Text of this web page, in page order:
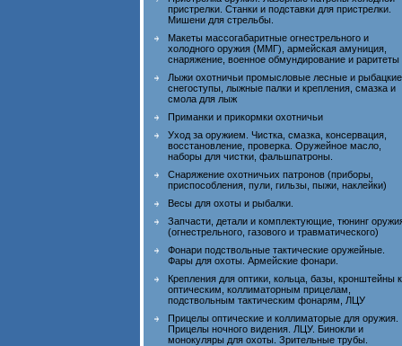
пристрелки. Станки и подставки для пристрелки.
Мишени для стрельбы.
Макеты массогабаритные огнестрельного и
холодного оружия (ММГ), армейская амуниция,
снаряжение, военное обмундирование и раритеты
Лыжи охотничьи промысловые лесные и
снегоступы, лыжные палки и крепления, смазка и
смола для лыж
Приманки и прикормки охотничьи
Уход за оружием. Чистка, смазка, консервация,
восстановление, проверка. Оружейное масло,
наборы для чистки, фальшпатроны.
Снаряжение охотничьих патронов (приборы,
приспособления, пули, гильзы, пыжи, наклейки)
Весы для охоты и рыбалки.
Запчасти, детали и комплектующие, тюнинг
(огнестрельного, газового и травматического)
Фонари подствольные тактические оружейные.
Фары для охоты. Армейские фонари.
Крепления для оптики, кольца, базы, кронштейны к
оптическим, коллиматорным прицелам,
подствольным тактическим фонарям, ЛЦУ
Прицелы оптические и коллиматорые для оружия.
Прицелы ночного видения. ЛЦУ. Бинокли и
монокуляры для охоты. Зрительные трубы.